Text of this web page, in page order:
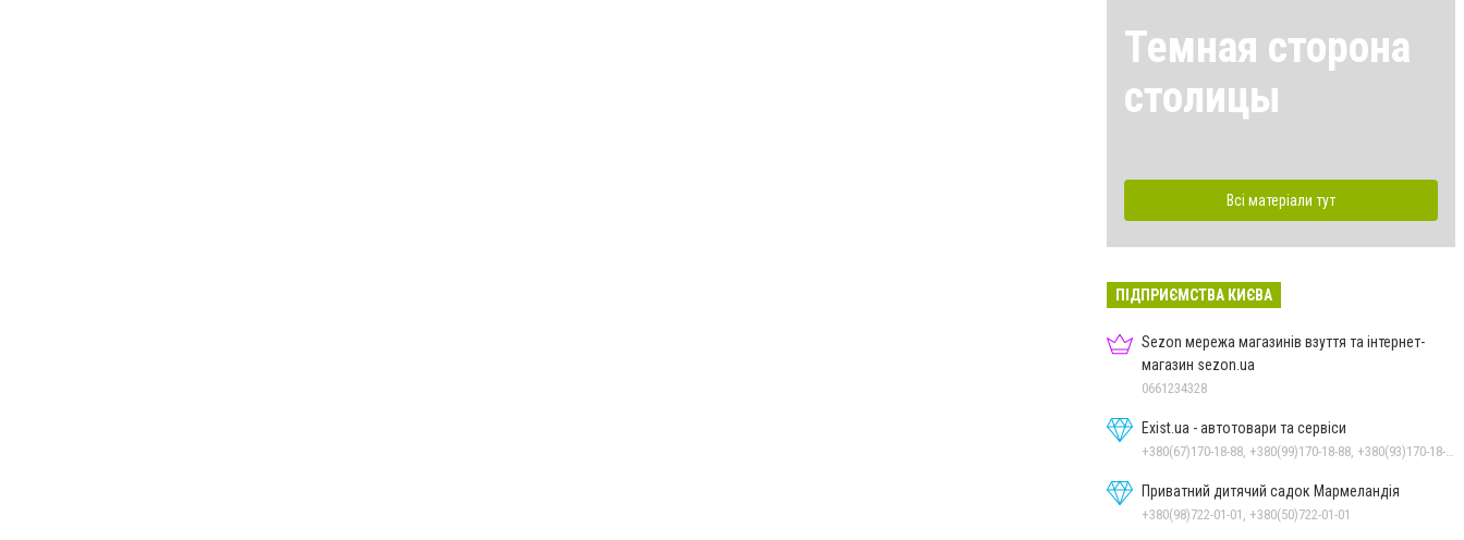
Темная сторона
столицы
Всі матеріали тут
ПІДПРИЄМСТВА КИЄВА
Sezon мережа магазинів взуття та інтернет-
магазин sezon.ua
0661234328
Exist.ua - автотовари та сервіси
Приватний дитячий садок Мармеландія
+380(98)722-01-01, +380(50)722-01-01